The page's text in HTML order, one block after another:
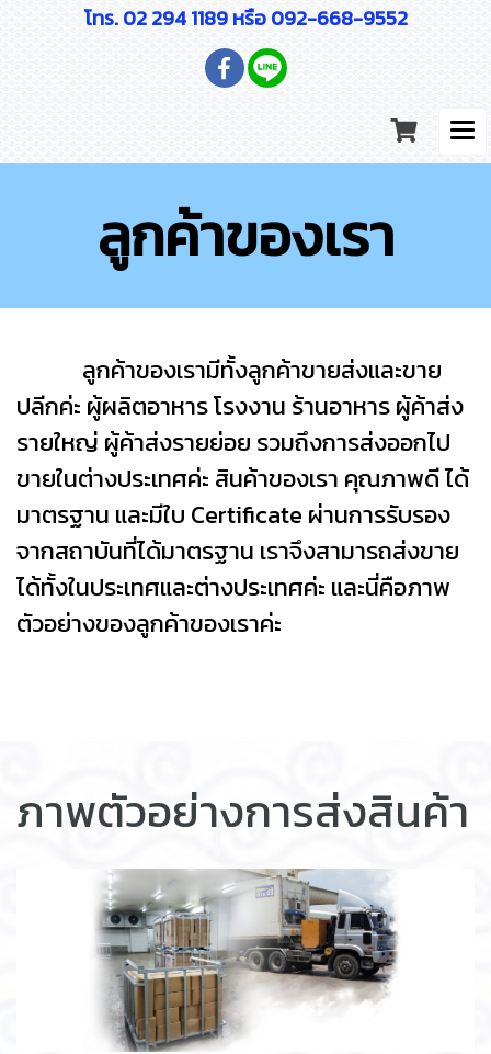
โทร. 02 294 1189 หรือ 092-668-9552
ลูกค้าของเรา
ลูกค้าของเรามีทั้งลูกค้าขายส่งและขาย
ปลีกค่ะ ผู้ผลิตอาหาร โรงงาน ร้านอาหาร ผู้ค้าส่ง
รายใหญ่ ผู้ค้าส่งรายย่อย รวมถึงการส่งออกไป
ขายในต่างประเทศค่ะ สินค้าของเรา คุณภาพดี ได้
มาตรฐาน และมีใบ Certificate ผ่านการรับรอง
จากสถาบันที่ได้มาตรฐาน เราจึงสามารถส่งขาย
ได้ทั้งในประเทศและต่างประเทศค่ะ และนี่คือภาพ
ตัวอย่างของลูกค้าของเราค่ะ
ภาพตัวอย่างการส่งสินค้า